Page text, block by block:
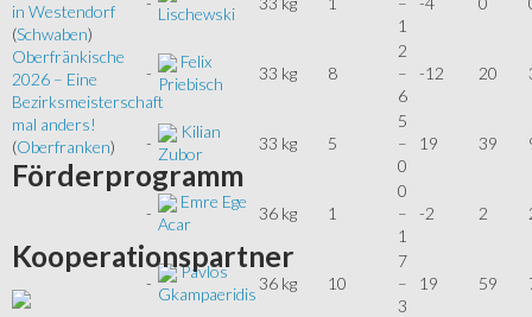
Lischewski
1
-
Felix
Priebisch
33 kg 8
2
–
6
-12 20
-
Kilian
Zubor
33 kg 5
5
–
0
19 39
-
Emre Ege
Acar
36 kg 1
0
–
1
-2 2
-
Pavlos
Gkampaeridis
36 kg 10
7
–
3
19 59
in Westendorf
(Schwaben)
Oberfränkische
2026 – Eine
Bezirksmeisterschaft
mal anders!
(Oberfranken)
Förderprogramm
Kooperationspartner